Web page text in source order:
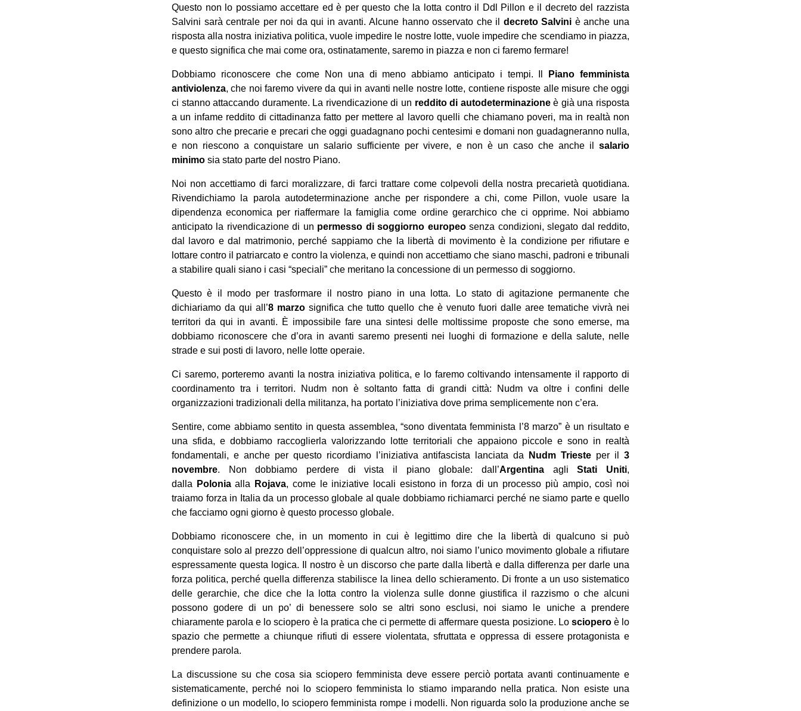
Questo non lo possiamo accettare ed è per questo che la lotta contro il Ddl Pillon e il decreto del razzista
Salvini sarà centrale per noi da qui in avanti. Alcune hanno osservato che il decreto Salvini è anche una
risposta alla nostra iniziativa politica, vuole impedire le nostre lotte, vuole impedire che scendiamo in piazza,
e questo significa che mai come ora, ostinatamente, saremo in piazza e non ci faremo fermare!
Dobbiamo riconoscere che come Non una di meno abbiamo anticipato i tempi. Il
Piano femminista
antiviolenza, che noi faremo vivere da qui in avanti nelle nostre lotte, contiene risposte alle misure che oggi
ci stanno attaccando duramente. La rivendicazione di un reddito di autodeterminazioneè già una risposta
a un infame reddito di cittadinanza fatto per mettere al lavoro quelli che chiamano poveri, ma in realtà non
sono altro che precarie e precari che oggi guadagnano pochi centesimi e domani non guadagneranno nulla,
e non riescono a conquistare un salario sufficiente per vivere, e non è un caso che anche il salario
minimo sia stato parte del nostro Piano.
Noi non accettiamo di farci moralizzare, di farci trattare come colpevoli della nostra precarietà quotidiana.
Rivendichiamo la parola autodeterminazione anche per rispondere a chi, come Pillon, vuole usare la
dipendenza economica per riaffermare la famiglia come ordine gerarchico che ci opprime. Noi abbiamo
anticipato la rivendicazione di un permesso di soggiorno europeosenza condizioni, slegato dal reddito,
dal lavoro e dal matrimonio, perché sappiamo che la libertà di movimento è la condizione per rifiutare e
lottare contro il patriarcato e contro la violenza, e quindi non accettiamo che siano maschi, padroni e tribunali
a stabilire quali siano i casi “speciali” che meritano la concessione di un permesso di soggiorno.
Questo è il modo per trasformare il nostro piano in una lotta. Lo stato di agitazione permanente che
dichiariamo da qui all’8 marzo significa che tutto quello che è venuto fuori dalle aree tematiche vivrà nei
territori da qui in avanti. È impossibile fare una sintesi delle moltissime proposte che sono emerse, ma
dobbiamo riconoscere che d’ora in avanti saremo presenti nei luoghi di formazione e della salute, nelle
strade e sui posti di lavoro, nelle lotte operaie.
Ci saremo, porteremo avanti la nostra iniziativa politica, e lo faremo coltivando intensamente il rapporto di
coordinamento tra i territori. Nudm non è soltanto fatta di grandi città: Nudm va oltre i confini delle
organizzazioni tradizionali della militanza, ha portato l’iniziativa dove prima semplicemente non c’era.
Sentire, come abbiamo sentito in questa assemblea, “sono diventata femminista l’8 marzo” è un risultato e
una sfida, e dobbiamo raccoglierla valorizzando lotte territoriali che appaiono piccole e sono in realtà
fondamentali, e anche per questo ricordiamo l’iniziativa antifascista lanciata da
Nudm Trieste per il3
novembre. Non dobbiamo perdere di vista il piano globale: dall’Argentina agliStati Uniti,
dalla
Poloniaalla Rojava, come le iniziative locali esistono in forza di un processo più ampio, così noi
traiamo forza in Italia da un processo globale al quale dobbiamo richiamarci perché ne siamo parte e quello
che facciamo ogni giorno è questo processo globale.
Dobbiamo riconoscere che, in un momento in cui è legittimo dire che la libertà di qualcuno si può
conquistare solo al prezzo dell’oppressione di qualcun altro, noi siamo l’unico movimento globale a rifiutare
espressamente questa logica. Il nostro è un discorso che parte dalla libertà e dalla differenza per darle una
forza politica, perché quella differenza stabilisce la linea dello schieramento. Di fronte a un uso sistematico
delle gerarchie, che dice che la lotta contro la violenza sulle donne giustifica il razzismo o che alcuni
possono godere di un po’ di benessere solo se altri sono esclusi, noi siamo le uniche a prendere
chiaramente parola e lo sciopero è la pratica che ci permette di affermare questa posizione. Lo scioperoè lo
spazio che permette a chiunque rifiuti di essere violentata, sfruttata e oppressa di essere protagonista e
prendere parola.
La discussione su che cosa sia sciopero femminista deve essere perciò portata avanti continuamente e
sistematicamente, perché noi lo sciopero femminista lo stiamo imparando nella pratica. Non esiste una
definizione o un modello, lo sciopero femminista rompe i modelli. Non riguarda solo la produzione anche se